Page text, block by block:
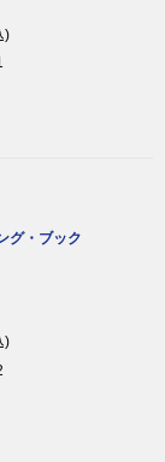
)
グ・ブック
)